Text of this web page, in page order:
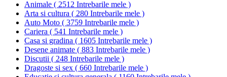
Animale ( 2512 Intrebarile mele )
Arta si cultura ( 280 Intrebarile mele )
Auto Moto ( 3759 Intrebarile mele )
Cariera ( 541 Intrebarile mele )
Casa si gradina ( 1605 Intrebarile mele )
Desene animate ( 883 Intrebarile mele )
Discutii ( 248 Intrebarile mele )
Dragoste si sex ( 660 Intrebarile mele )